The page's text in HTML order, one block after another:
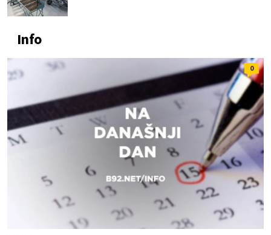
Info
0